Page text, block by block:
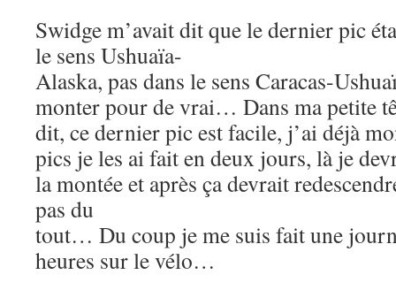
Swidge m’avait dit que le dernier pic
le sens Ushuaïa-
Alaska, pas dans le sens Caracas-
monter pour de vrai… Dans ma petite
dit, ce dernier pic est facile, j’ai déjà
pics je les ai fait en deux jours, là je
la montée et après ça devrait
pas du
tout… Du coup je me suis fait une
heures sur le vélo…